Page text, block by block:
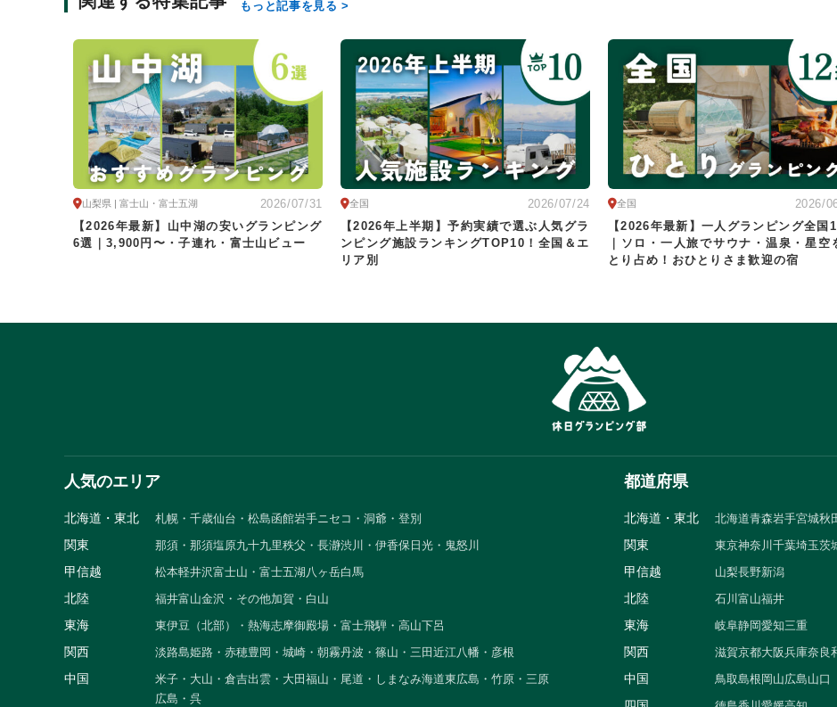
もっと記事を見る
2026/07/31
山梨県 | 富士山・富士五湖
【2026年最新】山中湖の安いグランピング
6選｜3,900円〜・子連れ・富士山ビュー
2026/07/24
全国
【2026年上半期】予約実績で選ぶ人気グラ
ンピング施設ランキングTOP10！全国＆エ
リア別
2026/
全国
【2026年最新】一人グランピング全国
｜ソロ・一人旅でサウナ・温泉・星空
とり占め！おひとりさま歓迎の宿
人気のエリア
北海道・東北 札幌・千歳仙台・松島函館岩手ニセコ・洞爺・登別
関東 那須・那須塩原九十九里秩父・長瀞渋川・伊香保 日光・鬼怒川
甲信越 松本軽井沢富士山・富士五湖八ヶ岳白馬
北陸 福井富山金沢・その他加賀・白山
東海 東伊豆（北部）・熱海志摩御殿場・富士飛騨・高山下呂
関西 淡路島姫路・赤穂豊岡・城崎・朝霧丹波・篠山・三田 近江八幡・彦根
中国 米子・大山・倉吉出雲・大田 福山・尾道・しまなみ海道東広島・竹原・三原
広島・呉
都道府県
北海道・東北 北海道青森岩手宮城秋
関東 東京神奈川 千葉埼玉茨
甲信越 山梨長野新潟
北陸 石川 富山福井
東海 岐阜静岡愛知三重
関西 滋賀京都大阪兵庫奈良
中国 鳥取島根 岡山広島山口